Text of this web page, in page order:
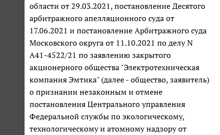
области от 29.03.2021, постановление Десятого
арбитражного апелляционного суда от
17.06.2021 и постановление Арбитражного суда
Московского округа от 11.10.2021 по делу N
А41-4522/21 по заявлению закрытого
акционерного общества "Электротехническая
компания Эмтика" (далее - общество, заявитель)
о признании незаконным и отмене
постановления Центрального управления
Федеральной службы по экологическому,
технологическому и атомному надзору от